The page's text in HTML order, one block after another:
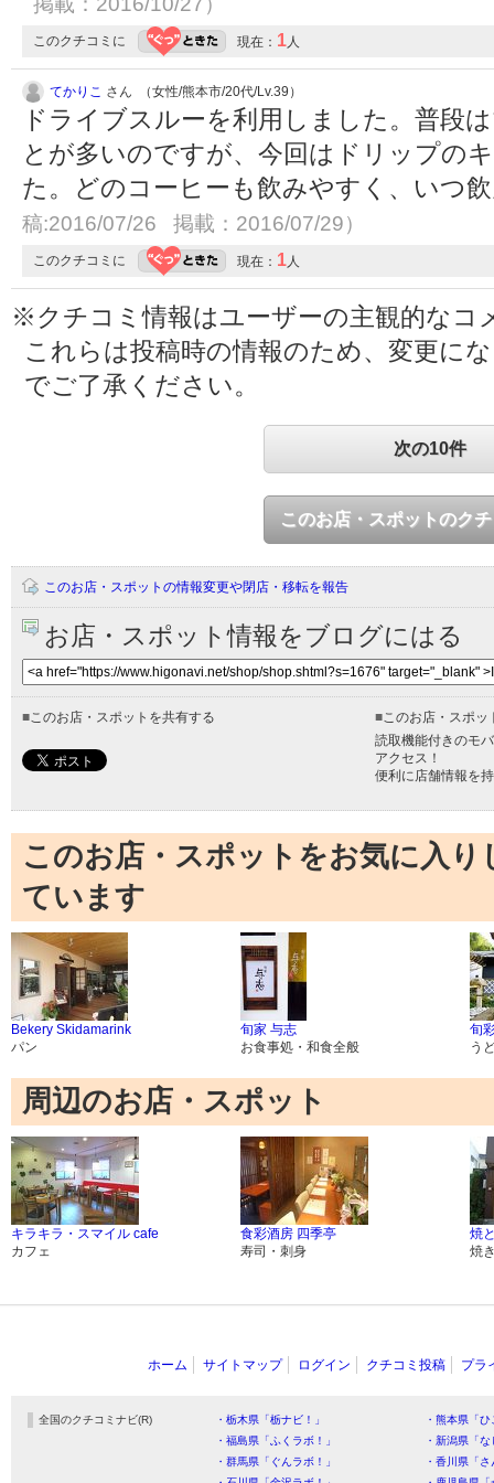
このクチコミに 現在： 1人
てかりこ さん （女性/熊本市/20代/Lv.39）
ドライブスルーを利用しました。普段
とが多いのですが、今回はドリップの
た。どのコーヒーも飲みやすく、いつ
稿:2016/07/26 掲載：2016/07/29）
このクチコミに 現在： 1人
※クチコミ情報はユーザーの主観的なコ
これらは投稿時の情報のため、変更に
でご了承ください。
次の10件
このお店・スポットのク
このお店・スポットの情報変更や閉店・移転を報告
お店・スポット情報をブログにはる
■このお店・スポットを共有する ■このお店・スポッ
読取機能付きのモ
アクセス！
便利に店舗情報を
このお店・スポットをお気に入
ています
Bekery Skidamarink
パン
旬家 与志
お食事処・和食全般
旬
う
周辺のお店・スポット
キラキラ・スマイル cafe
カフェ
食彩酒房 四季亭
寿司・刺身
焼
焼
ホーム サイトマップ ログイン クチコミ投稿 プラ
全国のクチコミナビ(R) ・栃木県「栃ナビ！」
・熊本県「
・福島県「ふくラボ！」
・新潟県「
・群馬県「ぐんラボ！」
・香川県「